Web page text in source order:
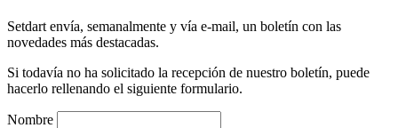
Setdart envía, semanalmente y vía e-mail, un boletín con las
novedades más destacadas.
Si todavía no ha solicitado la recepción de nuestro boletín, puede
hacerlo rellenando el siguiente formulario.
Nombre